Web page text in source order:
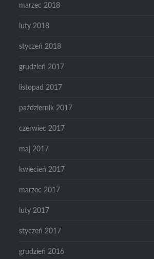
marzec 2018
luty 2018
styczeń 2018
grudzień 2017
listopad 2017
październik 2017
czerwiec 2017
maj 2017
kwiecień 2017
marzec 2017
luty 2017
styczeń 2017
grudzień 2016